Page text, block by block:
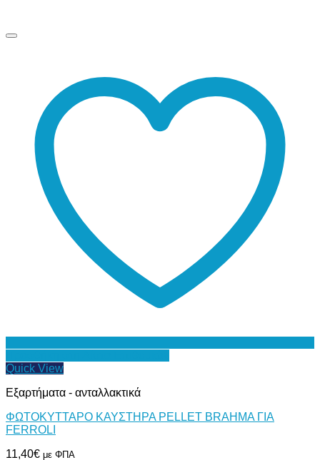
Quick View
Εξαρτήματα - ανταλλακτικά
ΦΩΤΟΚΥΤΤΑΡΟ ΚΑΥΣΤΗΡΑ PELLET BRAHMA ΓΙΑ
FERROLI
11,40€ με ΦΠΑ